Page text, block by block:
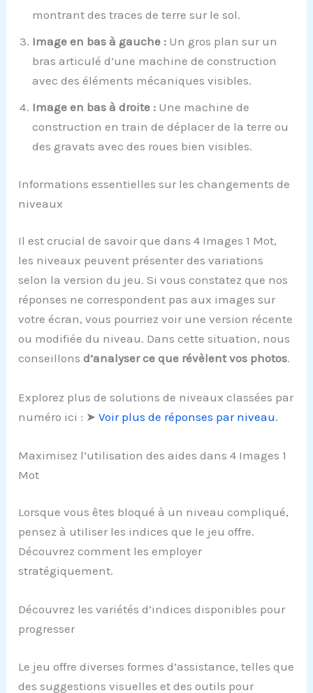
montrant des traces de terre sur le sol.
Image en bas à gauche : Un gros plan sur un
bras articulé d’une machine de construction
avec des éléments mécaniques visibles.
Image en bas à droite : Une machine de
construction en train de déplacer de la terre ou
des gravats avec des roues bien visibles.
Informations essentielles sur les changements de
niveaux
Il est crucial de savoir que dans 4 Images 1 Mot,
les niveaux peuvent présenter des variations
selon la version du jeu. Si vous constatez que nos
réponses ne correspondent pas aux images sur
votre écran, vous pourriez voir une version récente
ou modifiée du niveau. Dans cette situation, nous
conseillonsd’analyser ce que révèlent vos photos.
Explorez plus de solutions de niveaux classées par
numéro ici : ➤Voir plus de réponses par niveau.
Maximisez l’utilisation des aides dans 4 Images 1
Mot
Lorsque vous êtes bloqué à un niveau compliqué,
pensez à utiliser les indices que le jeu offre.
Découvrez comment les employer
stratégiquement.
Découvrez les variétés d’indices disponibles pour
progresser
Le jeu offre diverses formes d’assistance, telles que
des suggestions visuelles et des outils pour